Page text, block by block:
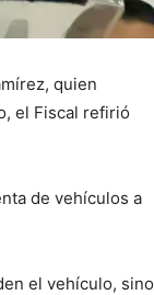
quien
el Fiscal refirió
de vehículos a
el vehículo, sino